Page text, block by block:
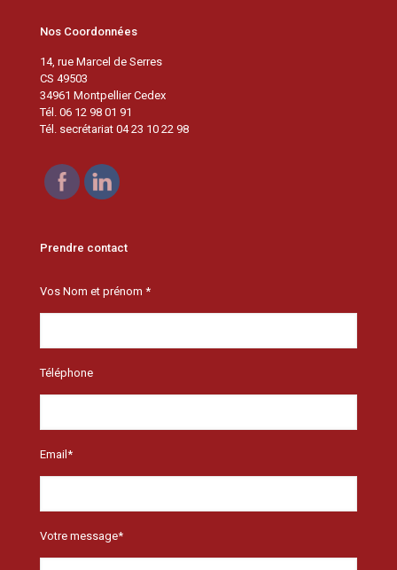
Nos Coordonnées
14, rue Marcel de Serres
CS 49503
34961 Montpellier Cedex
Tél. 06 12 98 01 91
Tél. secrétariat 04 23 10 22 98
Prendre contact
Vos Nom et prénom *
Téléphone
Email*
Votre message*